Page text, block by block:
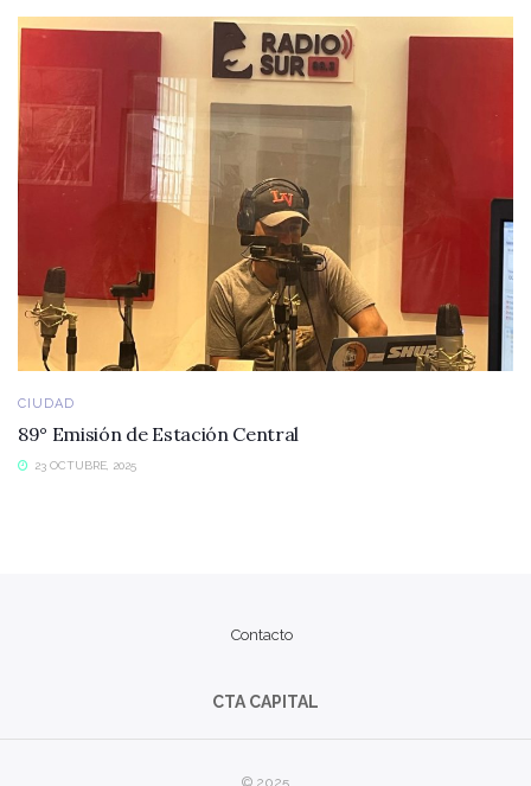
CIUDAD
89° Emisión de Estación Central
23 OCTUBRE, 2025
Contacto
CTA CAPITAL